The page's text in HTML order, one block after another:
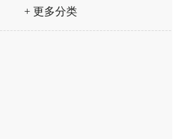
+ 更多分类